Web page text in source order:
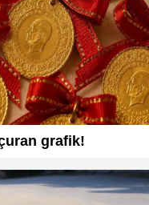
grafik!